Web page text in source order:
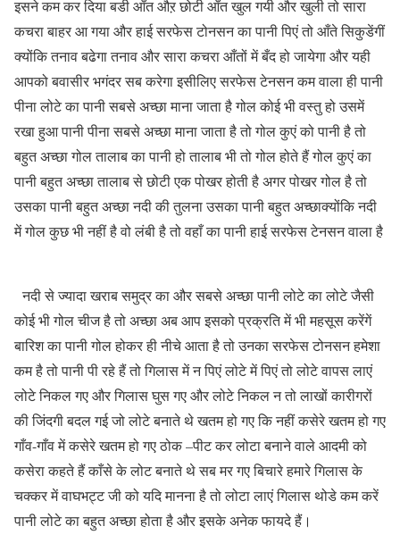
इसने कम कर दिया बडी आँत औऱ छोटी आँत खुल गयी और खुली तो सारा
कचरा बाहर आ गया और हाई सरफेस टोनसन का पानी पिएं तो आँते सिकुडेंगीं
क्योंकि तनाव बढेगा तनाव और सारा कचरा आँतों में बँद हो जायेगा और यही
आपको बवासीर भगंदर सब करेगा इसीलिए सरफेस टेनसन कम वाला ही पानी
पीना लोटे का पानी सबसे अच्छा माना जाता है गोल कोई भी वस्तु हो उसमें
रखा हुआ पानी पीना सबसे अच्छा माना जाता है तो गोल कुएं को पानी है तो
बहुत अच्छा गोल तालाब का पानी हो तालाब भी तो गोल होते हैं गोल कुएं का
पानी बहुत अच्छा तालाब से छोटी एक पोखर होती है अगर पोखर गोल है तो
उसका पानी बहुत अच्छा नदी की तुलना उसका पानी बहुत अच्छाक्योंकि नदी
में गोल कुछ भी नहीं है वो लंबी है तो वहाँ का पानी हाई सरफेस टेनसन वाला है
नदी से ज्यादा खराब समुद्र का और सबसे अच्छा पानी लोटे का लोटे जैसी
कोई भी गोल चीज है तो अच्छा अब आप इसको प्रक्रति में भी महसूस करेंगें
बारिश का पानी गोल होकर ही नीचे आता है तो उनका सरफेस टोनसन हमेशा
कम है तो पानी पी रहे हैं तो गिलास में न पिएं लोटे में पिएं तो लोटे वापस लाएं
लोटे निकल गए और गिलास घुस गए और लोटे निकल न तो लाखों कारीगरों
की जिंदगी बदल गई जो लोटे बनाते थे खतम हो गए कि नहीं कसेरे खतम हो गए
गाँव-गाँव में कसेरे खतम हो गए ठोक –पीट कर लोटा बनाने वाले आदमी को
कसेरा कहते हैं काँसे के लोट बनाते थे सब मर गए बिचारे हमारे गिलास के
चक्कर में वाघभट्ट जी को यदि मानना है तो लोटा लाएं गिलास थोडे कम करें
पानी लोटे का बहुत अच्छा होता है और इसके अनेक फायदे हैं।